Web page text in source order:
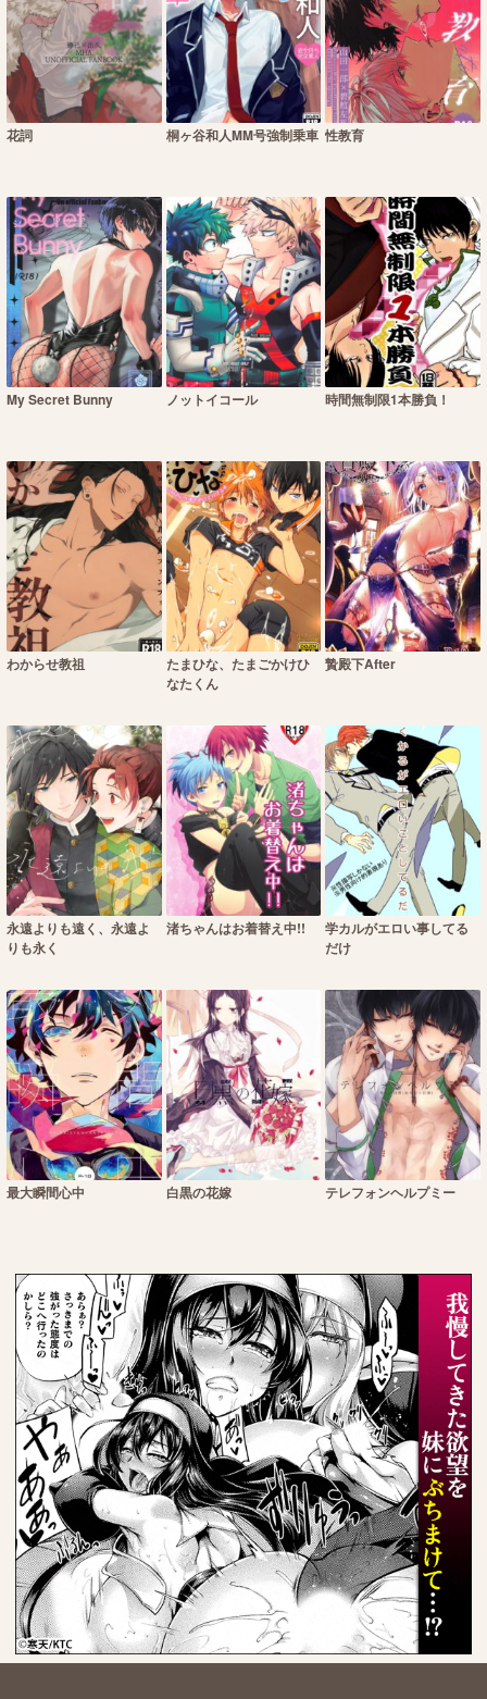
花詞 桐ヶ谷和人MM号強制乗車 性教育
My Secret Bunny ノットイコール 時間無制限1本勝負！
わからせ教祖
たまひな、たまごかけひ
なたくん
贄殿下After
永遠よりも遠く、永遠よ
りも永く
渚ちゃんはお着替え中!!
学カルがエロい事してる
だけ
最大瞬間心中 白黒の花嫁 テレフォンヘルプミー